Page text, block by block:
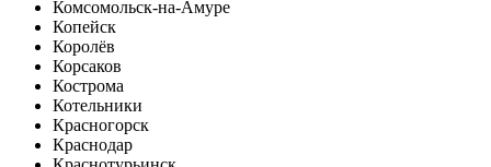
Комсомольск-на-Амуре
Копейск
Королёв
Корсаков
Кострома
Котельники
Красногорск
Краснодар